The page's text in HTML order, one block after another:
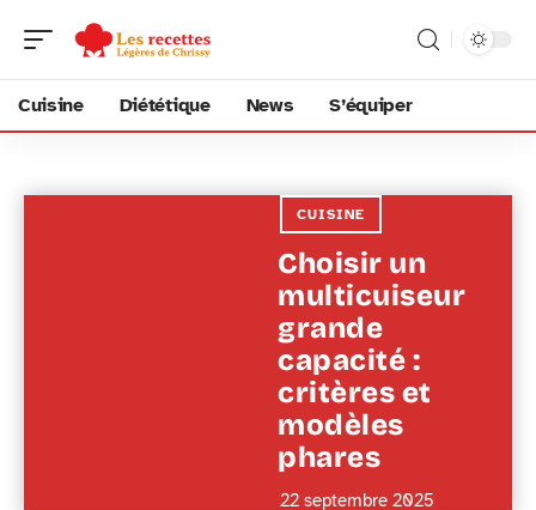
Cuisine Diététique News S’équiper
CUISINE
Choisir un
multicuiseur
grande
capacité :
critères et
modèles
phares
22 septembre 2025